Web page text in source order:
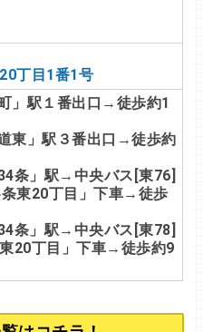
丁目1番1号
」駅１番出口→徒歩約1
東」駅３番出口→徒歩約
条」駅→中央バス[東76]
東20丁目」下車→徒歩
条」駅→中央バス[東78]
20丁目」下車→徒歩約9